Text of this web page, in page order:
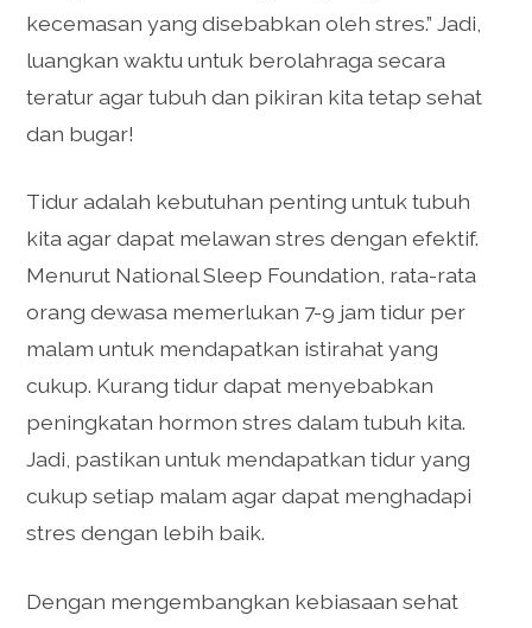
kecemasan yang disebabkan oleh stres.” Jadi,
luangkan waktu untuk berolahraga secara
teratur agar tubuh dan pikiran kita tetap sehat
dan bugar!
Tidur adalah kebutuhan penting untuk tubuh
kita agar dapat melawan stres dengan efektif.
Menurut National Sleep Foundation, rata-rata
orang dewasa memerlukan 7-9 jam tidur per
malam untuk mendapatkan istirahat yang
cukup. Kurang tidur dapat menyebabkan
peningkatan hormon stres dalam tubuh kita.
Jadi, pastikan untuk mendapatkan tidur yang
cukup setiap malam agar dapat menghadapi
stres dengan lebih baik.
Dengan mengembangkan kebiasaan sehat